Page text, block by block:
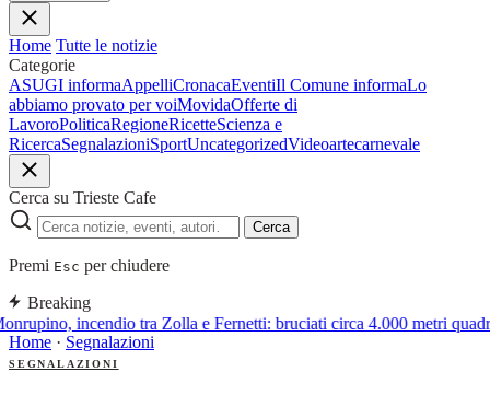
Home Tutte le notizie
Categorie
ASUGI informaAppelliCronacaEventiIl Comune informaLo
abbiamo provato per voiMovidaOfferte di
LavoroPoliticaRegioneRicetteScienza e
RicercaSegnalazioniSportUncategorizedVideoartecarnevale
Cerca su Trieste Cafe
Cerca
Premi Esc per chiudere
Breaking
incendio tra Zolla e Fernetti: bruciati circa 4.000 metri
Home · Segnalazioni
SEGNALAZIONI